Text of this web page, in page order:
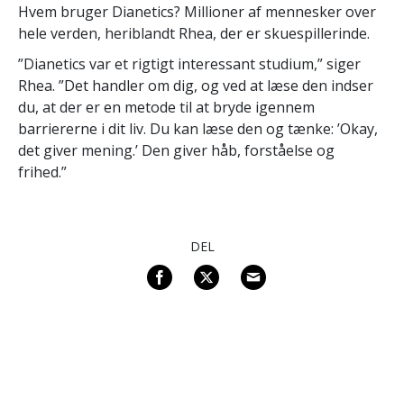
Hvem bruger Dianetics? Millioner af mennesker over
hele verden, heriblandt Rhea, der er skuespillerinde.
”Dianetics var et rigtigt interessant studium,” siger
Rhea. ”Det handler om dig, og ved at læse den indser
du, at der er en metode til at bryde igennem
barriererne i dit liv. Du kan læse den og tænke: ’Okay,
det giver mening.’ Den giver håb, forståelse og
frihed.”
DEL